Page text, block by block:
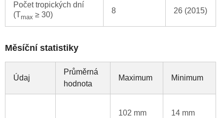
Počet tropických dní
(Tmax ≥ 30) 8 26 (2015)
Měsíční statistiky
Údaj
Průměrná
hodnota
Maximum Minimum
102 mm
14 mm